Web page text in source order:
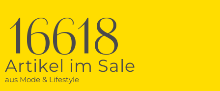
16618
Artikel im Sale
aus Mode & Lifestyle